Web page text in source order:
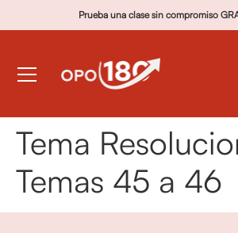
Prueba una clase sin compromiso
Tema
Temas 45 a 46